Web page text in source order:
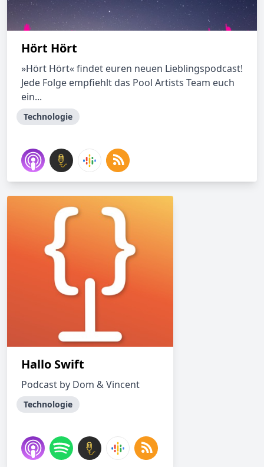
Hört Hört
»Hört Hört« findet euren neuen Lieblingspodcast!
Jede Folge empfiehlt das Pool Artists Team euch
ein...
Technologie
Hallo Swift
Podcast by Dom & Vincent
Technologie